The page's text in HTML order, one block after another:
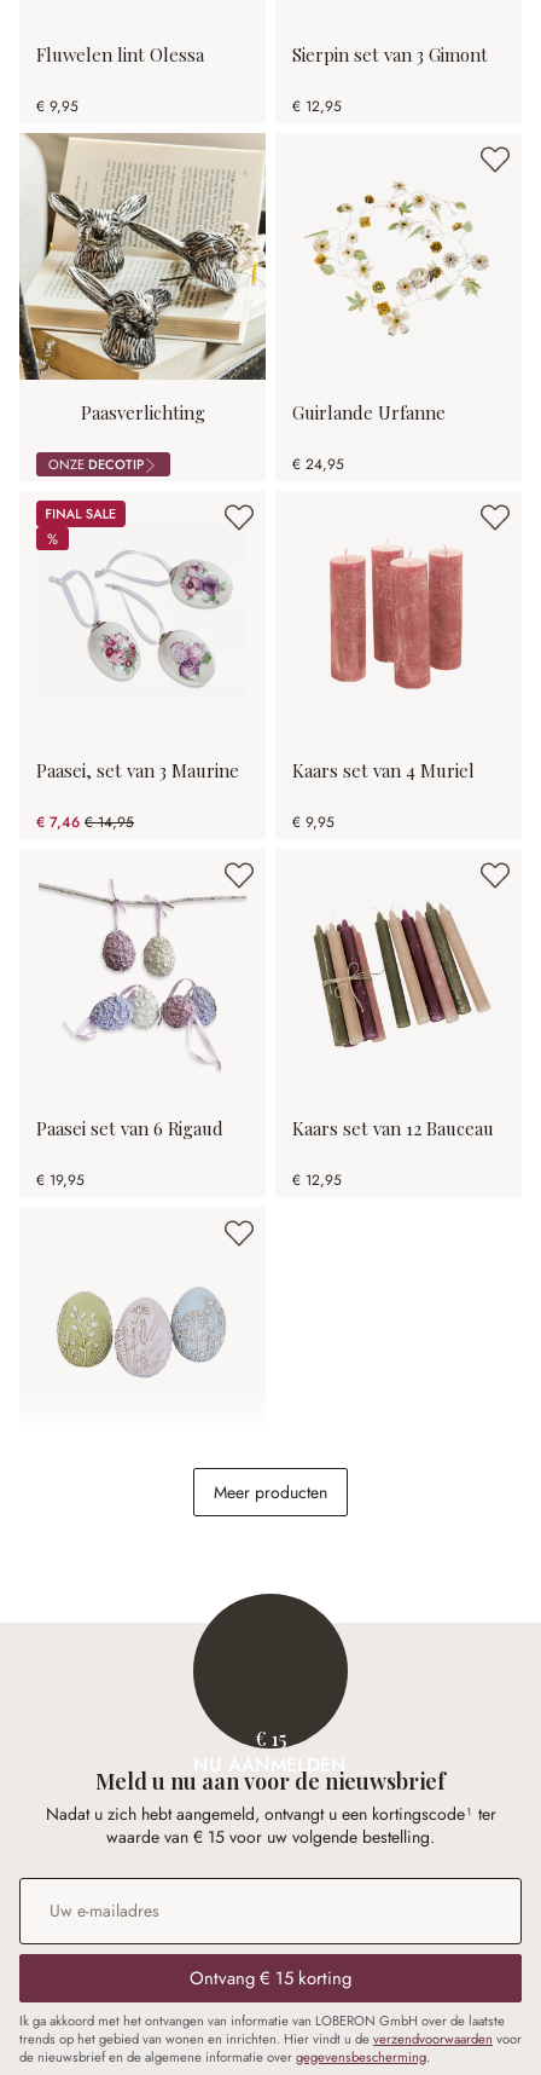
Fluwelen lint Olessa
€ 9,95
Sierpin set van 3 Gimont
€ 12,95
ONZEDECOTIP
Paasverlichting Guirlande Urfanne
€ 24,95
Sale
%
%
Paasei, set van 3 Maurine
€ 7,46 € 14,95
(50.1% gespart)
Kaars set van 4 Muriel
€ 9,95
Paasei set van 6 Rigaud
€ 19,95
Kaars set van 12 Bauceau
€ 12,95
Paasei set van 3 FauverineMeer producten
€ 15
NU AANMELDEN
Meld u nu aan voor de nieuwsbrief
Nadat u zich hebt aangemeld, ontvangt u een kortingscode¹ ter
waarde van € 15 voor uw volgende bestelling.
E-mailadres
Ontvang € 15 korting
Ik ga akkoord met het ontvangen van informatie van LOBERON GmbH over de laatste
trends op het gebied van wonen en inrichten. Hier vindt u deverzendvoorwaarden voor
de nieuwsbrief en de algemene informatie overgegevensbescherming.